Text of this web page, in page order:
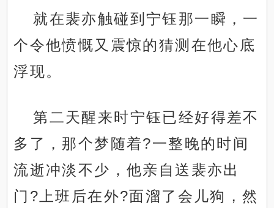
就在裴亦触碰到宁钰那一瞬，一
个令他愤慨又震惊的猜测在他心底
浮现。
第二天醒来时宁钰已经好得差不
多了，那个梦随着?一整晚的时间
流逝冲淡不少，他亲自送裴亦出
门?上班后在外?面溜了会儿狗，然